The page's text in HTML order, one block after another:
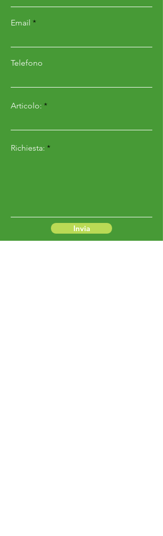
Email
Telefono
Articolo:
Richiesta:
Invia